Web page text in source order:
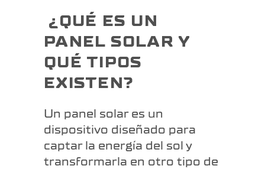
¿QUÉ ES UN
PANEL SOLAR Y
QUÉ TIPOS
EXISTEN?
Un panel solar es un
dispositivo diseñado para
captar la energía del sol y
transformarla en otro tipo de